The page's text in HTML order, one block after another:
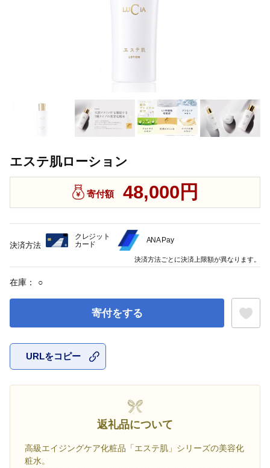
エステ肌ローション
寄付額 48,000円
在庫： ○
寄付をする
URLをコピー
返礼品について
高級エイジングケア化粧品「エステ肌」シリーズの美容化
粧水。
決済方法
クレジット
カード
ANA Pay
決済方法ごとに決済上限額が異なります。